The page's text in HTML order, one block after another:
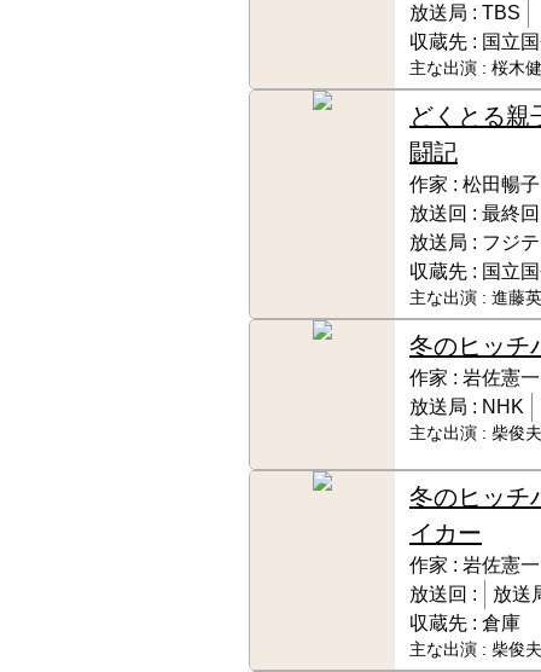
放送局 : TBS
収蔵先 : 国立
主な出演 : 桜木
どくとる親
闘記
作家 : 松田暢子
放送回 : 最終回
放送局 : フジ
収蔵先 : 国立
主な出演 : 進藤
冬のヒッチ
作家 : 岩佐憲一
放送局 : NHK
主な出演 : 柴俊
冬のヒッチ
イカー
作家 : 岩佐憲
放送回 :
放送
収蔵先 : 倉庫
主な出演 : 柴俊